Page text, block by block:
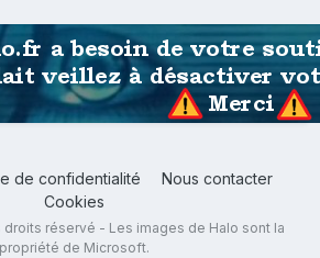
de confidentialité
Nous contacter
Cookies
réservé - Les images de Halo sont la
propriété de Microsoft.